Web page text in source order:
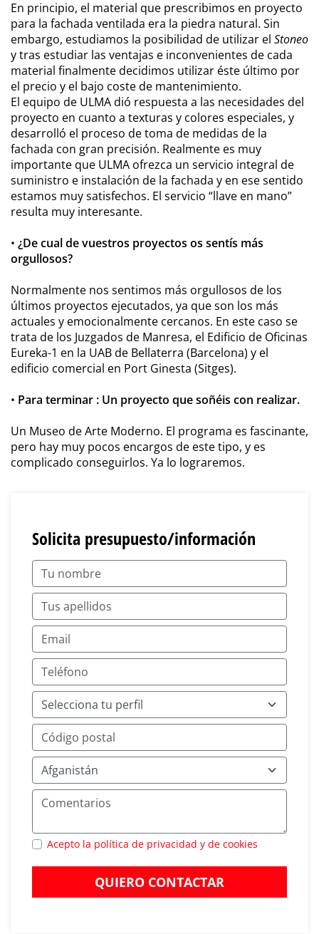
En principio, el material que prescribimos en proyecto
para la fachada ventilada era la piedra natural. Sin
embargo, estudiamos la posibilidad de utilizar el Stoneo
y tras estudiar las ventajas e inconvenientes de cada
material finalmente decidimos utilizar éste último por
el precio y el bajo coste de mantenimiento.
El equipo de ULMA dió respuesta a las necesidades del
proyecto en cuanto a texturas y colores especiales, y
desarrolló el proceso de toma de medidas de la
fachada con gran precisión. Realmente es muy
importante que ULMA ofrezca un servicio integral de
suministro e instalación de la fachada y en ese sentido
estamos muy satisfechos. El servicio “llave en mano”
resulta muy interesante.
• ¿De cual de vuestros proyectos os sentís más
orgullosos?
Normalmente nos sentimos más orgullosos de los
últimos proyectos ejecutados, ya que son los más
actuales y emocionalmente cercanos. En este caso se
trata de los Juzgados de Manresa, el Edificio de Oficinas
Eureka-1 en la UAB de Bellaterra (Barcelona) y el
edificio comercial en Port Ginesta (Sitges).
• Para terminar : Un proyecto que soñéis con realizar.
Un Museo de Arte Moderno. El programa es fascinante,
pero hay muy pocos encargos de este tipo, y es
complicado conseguirlos. Ya lo lograremos.
Solicita presupuesto/información
Acepto la política de privacidad y de cookies
QUIERO CONTACTAR